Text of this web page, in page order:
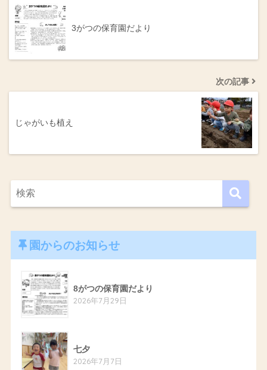
3がつの保育園だより
次の記事
じゃがいも植え
園からのお知らせ
8がつの保育園だより
2026年7月29日
七夕
2026年7月7日